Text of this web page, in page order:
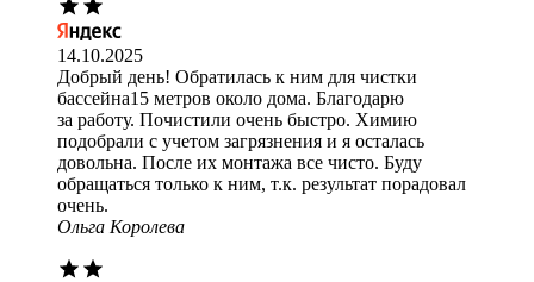
14.10.2025
Добрый день! Обратилась к ним для чистки
бассейна15 метров около дома. Благодарю
за работу. Почистили очень быстро. Химию
подобрали с учетом загрязнения и я осталась
довольна. После их монтажа все чисто. Буду
обращаться только к ним, т.к. результат порадовал
очень.
Ольга Королева